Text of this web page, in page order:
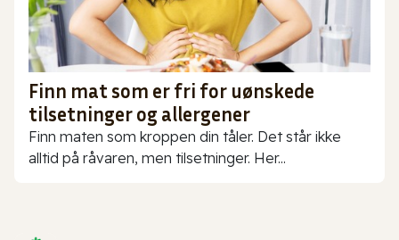
Finn mat som er fri for uønskede
tilsetninger og allergener
Finn maten som kroppen din tåler. Det står ikke
alltid på råvaren, men tilsetninger. Her...